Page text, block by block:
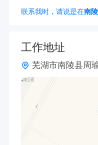
联系我时，请说是在南
工作地址
芜湖市南陵县周